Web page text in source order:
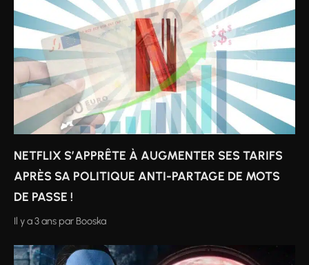
NETFLIX S’APPRÊTE À AUGMENTER SES TARIFS
APRÈS SA POLITIQUE ANTI-PARTAGE DE MOTS
DE PASSE !
Il y a 3 ans par Booska